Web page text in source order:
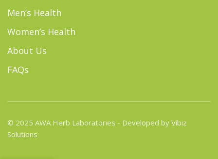
Men’s Health
Women’s Health
About Us
FAQs
© 2025 AWA Herb Laboratories - Developed by Vibiz
Solutions